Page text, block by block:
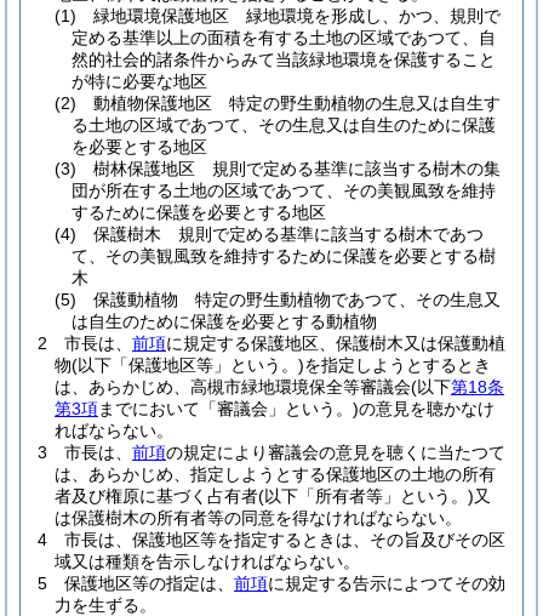
(1)
緑地環境保護地区 緑地環境を形成し、かつ、規則で
定める基準以上の面積を有する土地の区域であつて、自
然的社会的諸条件からみて当該緑地環境を保護すること
が特に必要な地区
(2)
動植物保護地区 特定の野生動植物の生息又は自生す
る土地の区域であつて、その生息又は自生のために保護
を必要とする地区
(3)
樹林保護地区 規則で定める基準に該当する樹木の集
団が所在する土地の区域であつて、その美観風致を維持
するために保護を必要とする地区
(4)
保護樹木 規則で定める基準に該当する樹木であつ
て、その美観風致を維持するために保護を必要とする樹
木
(5)
保護動植物 特定の野生動植物であつて、その生息又
は自生のために保護を必要とする動植物
2
市長は、 前項に規定する保護地区、保護樹木又は保護動植
物(以下「保護地区等」という。)を指定しようとするとき
は、あらかじめ、高槻市緑地環境保全等審議会(以下第18条
第3項までにおいて「審議会」という。)の意見を聴かなけ
ればならない。
3
市長は、 前項の規定により審議会の意見を聴くに当たつて
は、あらかじめ、指定しようとする保護地区の土地の所有
者及び権原に基づく占有者(以下「所有者等」という。)又
は保護樹木の所有者等の同意を得なければならない。
4
市長は、保護地区等を指定するときは、その旨及びその区
域又は種類を告示しなければならない。
5
保護地区等の指定は、 前項に規定する告示によつてその効
力を生ずる。